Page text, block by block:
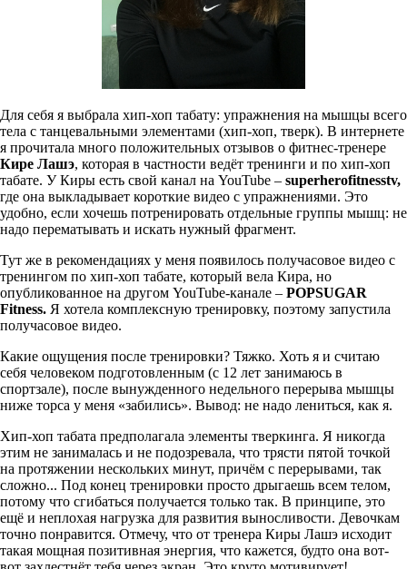
Для себя я выбрала хип-хоп табату: упражнения на мышцы всего
тела с танцевальными элементами (хип-хоп, тверк). В интернете
я прочитала много положительных отзывов о фитнес-тренере
Кире Лашэ, которая в частности ведёт тренинги и по хип-хоп
табате. У Киры есть свой канал на YouTube – superherofitnesstv,
где она выкладывает короткие видео с упражнениями. Это
удобно, если хочешь потренировать отдельные группы мышц: не
надо перематывать и искать нужный фрагмент.
Тут же в рекомендациях у меня появилось получасовое видео с
тренингом по хип-хоп табате, который вела Кира, но
опубликованное на другом YouTube-канале – POPSUGAR
Fitness. Я хотела комплексную тренировку, поэтому запустила
получасовое видео.
Какие ощущения после тренировки? Тяжко. Хоть я и считаю
себя человеком подготовленным (с 12 лет занимаюсь в
спортзале), после вынужденного недельного перерыва мышцы
ниже торса у меня «забились». Вывод: не надо лениться, как я.
Хип-хоп табата предполагала элементы тверкинга. Я никогда
этим не занималась и не подозревала, что трясти пятой точкой
на протяжении нескольких минут, причём с перерывами, так
сложно... Под конец тренировки просто дрыгаешь всем телом,
потому что сгибаться получается только так. В принципе, это
ещё и неплохая нагрузка для развития выносливости. Девочкам
точно понравится. Отмечу, что от тренера Киры Лашэ исходит
такая мощная позитивная энергия, что кажется, будто она вот-